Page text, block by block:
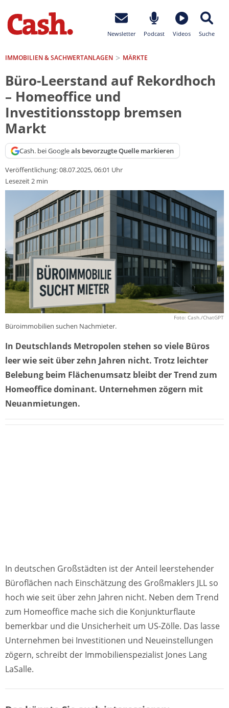
Newsletter Podcast Videos Suche
IMMOBILIEN & SACHWERTANLAGEN MÄRKTE
Büro-Leerstand auf Rekordhoch
– Homeoffice und
Investitionsstopp bremsen
Markt
Cash. bei Googleals bevorzugte Quelle markieren
Veröffentlichung:08.07.2025, 06:01 Uhr
Lesezeit 2 min
Foto: Cash./ChatGPT
Büroimmobilien suchen Nachmieter.
In Deutschlands Metropolen stehen so viele Büros
leer wie seit über zehn Jahren nicht. Trotz leichter
Belebung beim Flächenumsatz bleibt der Trend zum
Homeoffice dominant. Unternehmen zögern mit
Neuanmietungen.
In deutschen Großstädten ist der Anteil leerstehender
Büroflächen nach Einschätzung des Großmaklers JLL so
hoch wie seit über zehn Jahren nicht. Neben dem Trend
zum Homeoffice mache sich die Konjunkturflaute
bemerkbar und die Unsicherheit um US-Zölle. Das lasse
Unternehmen bei Investitionen und Neueinstellungen
zögern, schreibt der Immobilienspezialist Jones Lang
LaSalle.